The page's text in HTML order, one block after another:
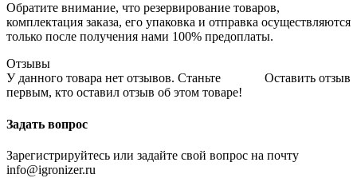
Обратите внимание, что резервирование товаров,
комплектация заказа, его упаковка и отправка осуществляются
только после получения нами 100% предоплаты.
Отзывы
Оставить отзыв
У данного товара нет отзывов. Станьте
первым, кто оставил отзыв об этом товаре!
Задать вопрос
Зарегистрируйтесь или задайте свой вопрос на почту
info@igronizer.ru